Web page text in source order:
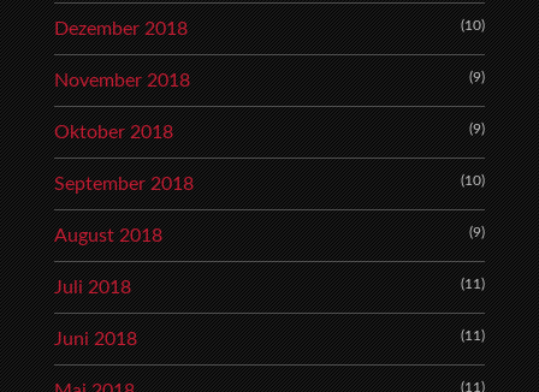
Dezember 2018 (10)
November 2018 (9)
Oktober 2018 (9)
September 2018 (10)
August 2018 (9)
Juli 2018 (11)
Juni 2018 (11)
(11)